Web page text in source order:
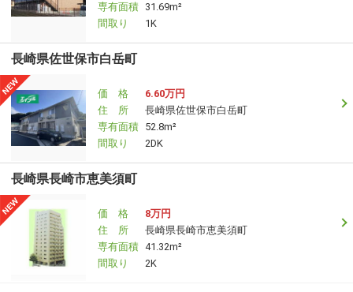
専有面積 31.69m²
間取り
1K
長崎県佐世保市白岳町
価 格
6.60万円
住 所
長崎県佐世保市白岳町
専有面積 52.8m²
間取り
2DK
長崎県長崎市恵美須町
価 格
8万円
住 所
長崎県長崎市恵美須町
専有面積 41.32m²
間取り
2K